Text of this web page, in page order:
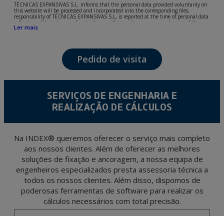
TÉCNICAS EXPANSIVAS S.L. informs that the personal data provided voluntarily on
this website will be processed and incorporated into the corresponding files,
responsibility of TÉCNICAS EXPANSIVAS S.L, is reported at the time of personal data
collection, although, according to the specific case, its purpose may be any of the
following: attention to your referred request, complaint or question, established
The data in our files are strictly confidential and shall be treated with the utmost
confidentiality and shall comply with all the requirements provided for the General
Data Protection Regulation (GDPR) 2016.
According to Data Protection legislation, you are strongly advised not to send high-
encrypted. Should these details be sent, it is done so under your sole responsibility.
The user may at any time exercise their rights of access, rectification, cancellation
and opposition under the provisions of the General Data Protection Regulation
Portalada II | c/ Segador 13, 26006 | Logroño (La Rioja).
Ler mais
Pedido de visita
SERVIÇOS DE ENGENHARIA E
REALIZAÇÃO DE CÁLCULOS
Na INDEX® queremos oferecer o serviço mais completo
aos nossos clientes. Além de oferecer as melhores
soluções de fixação e ancoragem, a nossa equipa de
engenheiros especializados presta assessoria técnica a
todos os nossos clientes. Além disso, dispomos de
poderosas ferramentas de software para realizar os
cálculos necessários com total precisão.